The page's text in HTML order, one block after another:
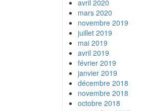
avril 2020
mars 2020
novembre 2019
juillet 2019
mai 2019
avril 2019
février 2019
janvier 2019
décembre 2018
novembre 2018
octobre 2018